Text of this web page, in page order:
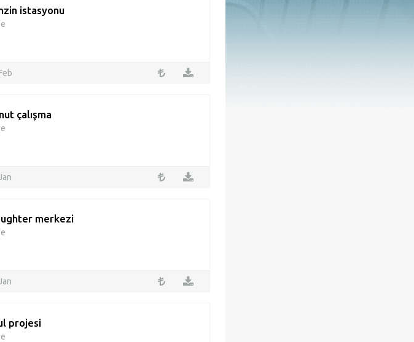
istasyonu
çalışma
merkezi
projesi